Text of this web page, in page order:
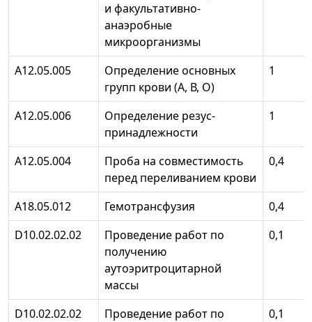
и факультативно-
анаэробные
микроорганизмы
А12.05.005
Определение основных
групп крови (А, В, О)
1
А12.05.006
Определение резус-
принадлежности
1
А12.05.004
Проба на совместимость
перед переливанием крови
0,4
А18.05.012 Гемотрансфузия
0,4
D10.02.02.02
Проведение работ по
получению
аутоэритроцитарной
массы
0,1
D10.02.02.02
Проведение работ по
0,1